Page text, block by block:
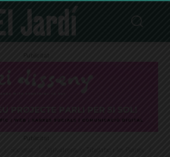
Publicitat
Publicitat